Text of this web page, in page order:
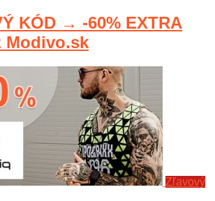
KÓD → -60% EXTRA
Modivo.sk
Zľavový